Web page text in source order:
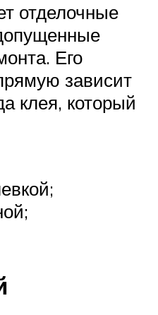
отделочные
Его
зависит
клея, который